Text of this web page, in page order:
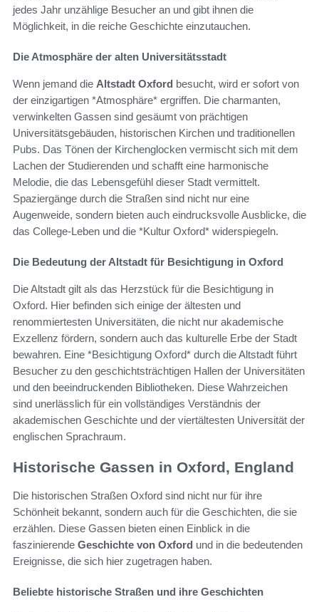
jedes Jahr unzählige Besucher an und gibt ihnen die
Möglichkeit, in die reiche Geschichte einzutauchen.
Die Atmosphäre der alten Universitätsstadt
Wenn jemand die Altstadt Oxford besucht, wird er sofort von
der einzigartigen *Atmosphäre* ergriffen. Die charmanten,
verwinkelten Gassen sind gesäumt von prächtigen
Universitätsgebäuden, historischen Kirchen und traditionellen
Pubs. Das Tönen der Kirchenglocken vermischt sich mit dem
Lachen der Studierenden und schafft eine harmonische
Melodie, die das Lebensgefühl dieser Stadt vermittelt.
Spaziergänge durch die Straßen sind nicht nur eine
Augenweide, sondern bieten auch eindrucksvolle Ausblicke, die
das College-Leben und die *Kultur Oxford* widerspiegeln.
Die Bedeutung der Altstadt für Besichtigung in Oxford
Die Altstadt gilt als das Herzstück für die Besichtigung in
Oxford. Hier befinden sich einige der ältesten und
renommiertesten Universitäten, die nicht nur akademische
Exzellenz fördern, sondern auch das kulturelle Erbe der Stadt
bewahren. Eine *Besichtigung Oxford* durch die Altstadt führt
Besucher zu den geschichtsträchtigen Hallen der Universitäten
und den beeindruckenden Bibliotheken. Diese Wahrzeichen
sind unerlässlich für ein vollständiges Verständnis der
akademischen Geschichte und der viertältesten Universität der
englischen Sprachraum.
Historische Gassen in Oxford, England
Die historischen Straßen Oxford sind nicht nur für ihre
Schönheit bekannt, sondern auch für die Geschichten, die sie
erzählen. Diese Gassen bieten einen Einblick in die
faszinierende Geschichte von Oxford und in die bedeutenden
Ereignisse, die sich hier zugetragen haben.
Beliebte historische Straßen und ihre Geschichten